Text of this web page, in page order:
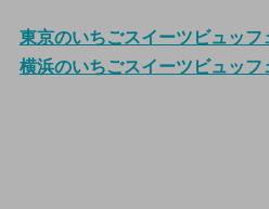
東京のいちごスイーツビュッフ
横浜のいちごスイーツビュッフ